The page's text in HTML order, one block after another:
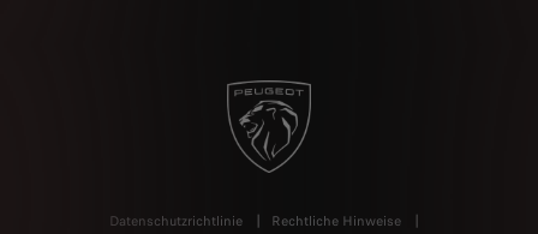
Datenschutzrichtlinie
Rechtliche Hinweise